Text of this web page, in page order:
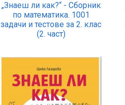
„Знаеш ли как?“ - Сборник
по математика. 1001
задачи и тестове за 2. клас
(2. част)